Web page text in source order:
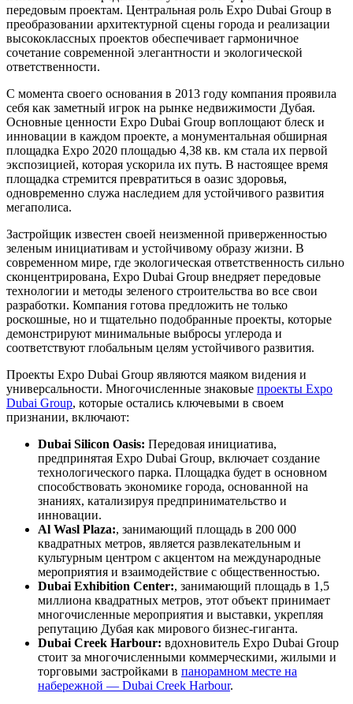
передовым проектам. Центральная роль Expo Dubai Group в
преобразовании архитектурной сцены города и реализации
высококлассных проектов обеспечивает гармоничное
сочетание современной элегантности и экологической
ответственности.
С момента своего основания в 2013 году компания проявила
себя как заметный игрок на рынке недвижимости Дубая.
Основные ценности Expo Dubai Group воплощают блеск и
инновации в каждом проекте, а монументальная обширная
площадка Expo 2020 площадью 4,38 кв. км стала их первой
экспозицией, которая ускорила их путь. В настоящее время
площадка стремится превратиться в оазис здоровья,
одновременно служа наследием для устойчивого развития
мегаполиса.
Застройщик известен своей неизменной приверженностью
зеленым инициативам и устойчивому образу жизни. В
современном мире, где экологическая ответственность сильно
сконцентрирована, Expo Dubai Group внедряет передовые
технологии и методы зеленого строительства во все свои
разработки. Компания готова предложить не только
роскошные, но и тщательно подобранные проекты, которые
демонстрируют минимальные выбросы углерода и
соответствуют глобальным целям устойчивого развития.
Проекты Expo Dubai Group являются маяком видения и
универсальности. Многочисленные знаковые проекты Expo
Dubai Group, которые остались ключевыми в своем
признании, включают:
Dubai Silicon Oasis: Передовая инициатива,
предпринятая Expo Dubai Group, включает создание
технологического парка. Площадка будет в основном
способствовать экономике города, основанной на
знаниях, катализируя предпринимательство и
инновации.
Al Wasl Plaza:, занимающий площадь в 200 000
квадратных метров, является развлекательным и
культурным центром с акцентом на международные
мероприятия и взаимодействие с общественностью.
Dubai Exhibition Center:, занимающий площадь в 1,5
миллиона квадратных метров, этот объект принимает
многочисленные мероприятия и выставки, укрепляя
репутацию Дубая как мирового бизнес-гиганта.
Dubai Creek Harbour: вдохновитель Expo Dubai Group
стоит за многочисленными коммерческими, жилыми и
торговыми застройками в панорамном месте на
набережной — Dubai Creek Harbour.